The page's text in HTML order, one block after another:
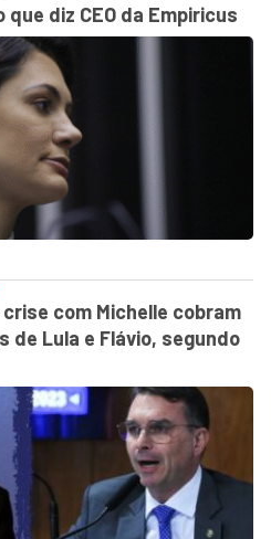
diz CEO da Empiricus
com Michelle cobram
de Lula e Flávio, segundo